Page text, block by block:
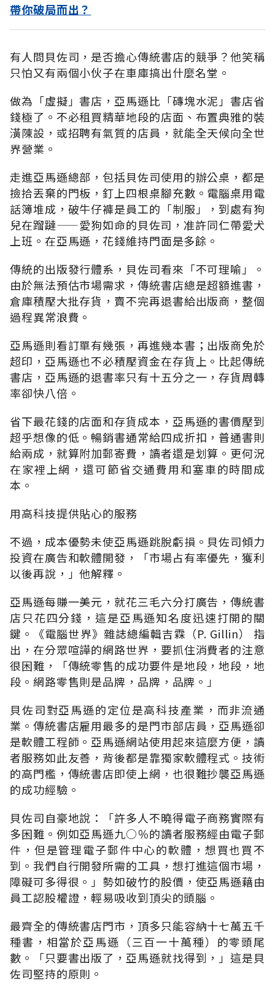
帶你破局而出？
有人問貝佐司，是否擔心傳統書店的競爭？他笑稱
只怕又有兩個小伙子在車庫搞出什麼名堂。
做為「虛擬」書店，亞馬遜比「磚塊水泥」書店省
錢極了。不必租買精華地段的店面、布置典雅的裝
潢陳設，或招聘有氣質的店員，就能全天候向全世
界營業。
走進亞馬遜總部，包括貝佐司使用的辦公桌，都是
撿拾丟棄的門板，釘上四根桌腳充數。電腦桌用電
話簿堆成，破牛仔褲是員工的「制服」，到處有狗
兒在蹓躂——愛狗如命的貝佐司，准許同仁帶愛犬
上班。在亞馬遜，花錢維持門面是多餘。
傳統的出版發行體系，貝佐司看來「不可理喻」。
由於無法預估市場需求，傳統書店總是超額進書，
倉庫積壓大批存貨，賣不完再退書給出版商，整個
過程異常浪費。
亞馬遜則看訂單有幾張，再進幾本書；出版商免於
超印，亞馬遜也不必積壓資金在存貨上。比起傳統
書店，亞馬遜的退書率只有十五分之一，存貨周轉
率卻快八倍。
省下最花錢的店面和存貨成本，亞馬遜的書價壓到
超乎想像的低。暢銷書通常給四成折扣，普通書則
給兩成，就算附加郵寄費，讀者還是划算。更何況
在家裡上網，還可節省交通費用和塞車的時間成
本。
用高科技提供貼心的服務
不過，成本優勢未使亞馬遜跳脫虧損。貝佐司傾力
投資在廣告和軟體開發，「市場占有率優先，獲利
以後再說，」他解釋。
亞馬遜每賺一美元，就花三毛六分打廣告，傳統書
店只花四分錢，這是亞馬遜知名度迅速打開的關
鍵。《電腦世界》雜誌總編輯吉霖（P. Gillin） 指
出，在分眾喧譁的網路世界，要抓住消費者的注意
很困難，「傳統零售的成功要件是地段，地段，地
段。網路零售則是品牌，品牌，品牌。」
貝佐司對亞馬遜的定位是高科技產業，而非流通
業。傳統書店雇用最多的是門市部店員，亞馬遜卻
是軟體工程師。亞馬遜網站使用起來這麼方便，讀
者服務如此友善，背後都是靠獨家軟體程式。技術
的高門檻，傳統書店即使上網，也很難抄襲亞馬遜
的成功經驗。
貝佐司自豪地說：「許多人不曉得電子商務實際有
多困難。例如亞馬遜九○％的讀者服務經由電子郵
件，但是管理電子郵件中心的軟體，想買也買不
到。我們自行開發所需的工具，想打進這個市場，
障礙可多得很。」勢如破竹的股價，使亞馬遜藉由
員工認股權證，輕易吸收到頂尖的頭腦。
最齊全的傳統書店門市，頂多只能容納十七萬五千
種書，相當於亞馬遜（三百一十萬種）的零頭尾
數。「只要書出版了，亞馬遜就找得到，」這是貝
佐司堅持的原則。